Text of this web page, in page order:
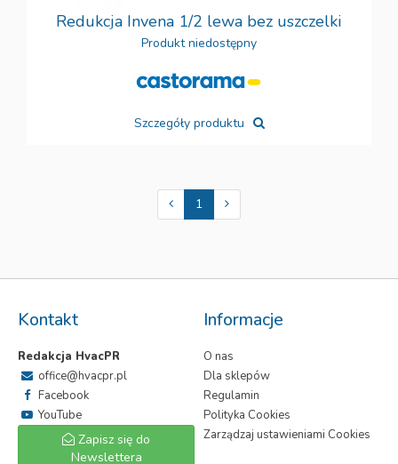
Redukcja Invena 1/2 lewa bez uszczelki
Produkt niedostępny
Szczegóły produktu
1
Kontakt
Redakcja HvacPR
office@hvacpr.pl
Facebook
YouTube
Zapisz się do
Newslettera
Informacje
O nas
Dla sklepów
Regulamin
Polityka Cookies
Zarządzaj ustawieniami Cookies